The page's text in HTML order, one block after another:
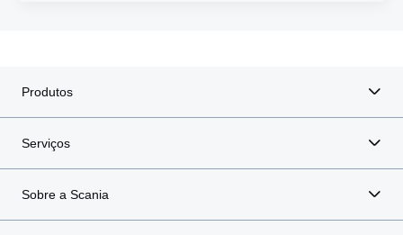
Produtos
Serviços
Sobre a Scania